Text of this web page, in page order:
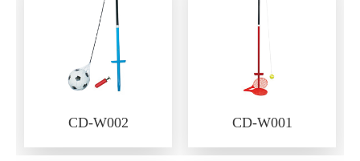
CD-W002 CD-W001